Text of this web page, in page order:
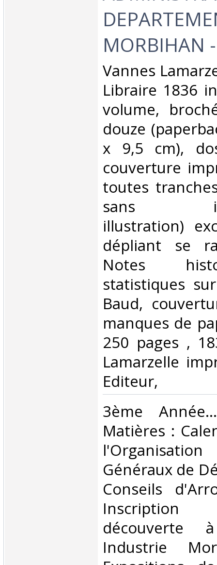
MORBIHAN
‎Vannes
Libraire 1836
volume,
douze
x 9,5 cm),
couverture
toutes
sans
illustration)
dépliant se
Notes
statistiques
Baud,
manques de
250 pages ,
Lamarzelle
Editeur, ‎
‎3ème
Matières :
Généraux de
Conseils
découverte
Industrie